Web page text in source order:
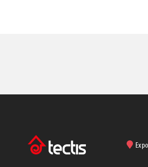
Geotextilier
Construction Foundation
protection
Studded membranes and